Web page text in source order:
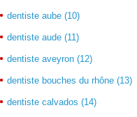
dentiste aube (10)
dentiste aude (11)
dentiste aveyron (12)
dentiste bouches du rhône (13)
dentiste calvados (14)